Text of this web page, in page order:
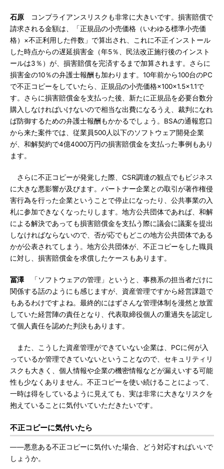
石原 コンプライアンスリスクも非常に大きいです。損害賠償で
請求される金額は、「正規品の小売価格（いわゆる標準小売価
格）×不正利用した件数」で算出され、これに不正インストール
した時点からの遅延損害金（年5％、民法改正施行後のインスト
ールは3％）が、損害賠償を完済するまで加算されます。さらに
損害金の10％の弁護士報酬も加わります。10年前から100台のPC
で不正コピーをしていたら、正規品の小売価格×100×1.5×1.1で
す。さらに損害賠償金を支払った後、新たに正規品を必要台数分
購入しなければいけないので相当な出費になるうえ、裁判になれ
ば防御するための弁護士報酬もかかるでしょう。BSAの通報窓口
から来た案件では、従業員500人以下のソフトウェア開発企業
が、和解契約で4億4000万円の損害賠償金を支払った事例もあり
ます。
さらに不正コピーが発覚した際、CSR調達の観点でもビジネス
に大きな悪影響が及びます。パートナー企業との取引が著作権侵
害行為を行った企業ということで停止になったり、公共事業の入
札に参加できなくなったりします。地方公共団体であれば、和解
による解決であっても損害賠償金を支払う際に議会に議案を提出
しなければならないので、否が応でもどこの地方公共団体である
かが公表されてしまう。地方公共団体が、不正コピーをした職員
に対し、損害賠償金を求償したケースもあります。
冨澤「ソフトウェアの管理」というと、事務系の担当者だけに
関係する話のようにも感じますが、資産管理ですから経営課題で
もあるわけですよね。最終的にはずさんな管理体制を漫然と放置
していた経営陣の責任となり、代表取締役個人の重過失を認定し
て個人責任を認めた判決もあります。
また、こうした資産管理ができていない企業は、PCに何が入
っているか管理できていないということなので、セキュリティリ
スクも大きく、個人情報や企業の機密情報などが漏えいする可能
性も少なくありません。不正コピーを使い続けることによって、
一時は得をしているように見えても、実は非常に大きなリスクを
抱えていることに気付いていただきたいです。
不正コピーに気付いたら
――悪意ある不正コピーに気付いた場合、どう対応すればいいで
しょうか。